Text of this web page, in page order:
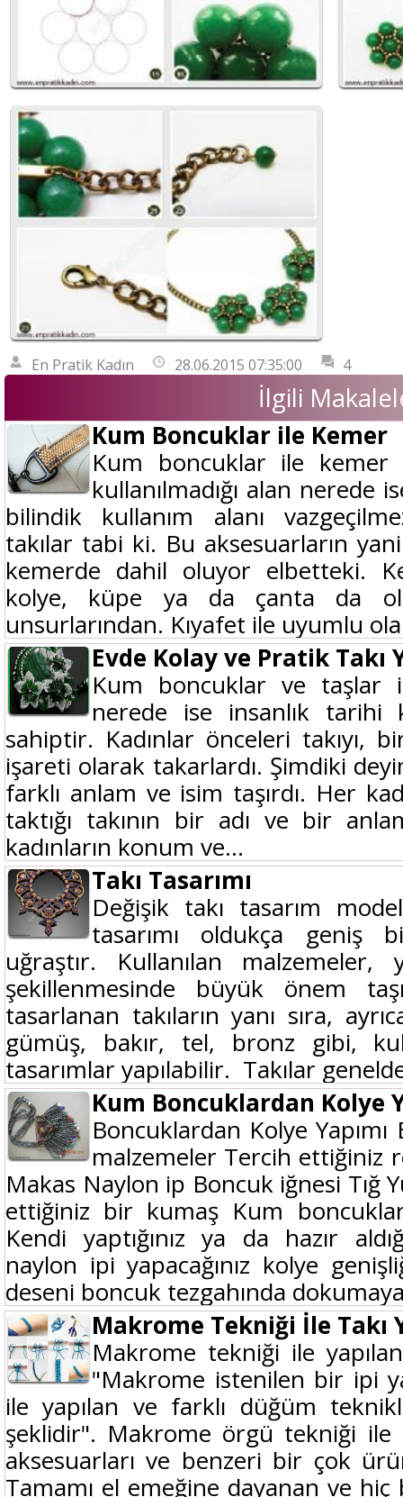
En Pratik Kadın 28.06.2015 07:35:00 4
İlgili
Kum Boncuklar ile Kemer
Kum boncuklar ile kemer
kullanılmadığı alan nerede
bilindik kullanım alanı
takılar tabi ki. Bu aksesuarların
kemerde dahil oluyor elbetteki.
kolye, küpe ya da çanta da
unsurlarından. Kıyafet ile uyumlu
Evde Kolay ve Pratik Takı
Kum boncuklar ve taşlar
nerede ise insanlık
sahiptir. Kadınlar önceleri takıyı,
işareti olarak takarlardı. Şimdiki
farklı anlam ve isim taşırdı. Her
taktığı takının bir adı ve bir
kadınların konum ve...
Takı Tasarımı
Değişik takı tasarım
tasarımı oldukça geniş
uğraştır. Kullanılan malzemeler,
şekillenmesinde büyük önem
tasarlanan takıların yanı sıra,
gümüş, bakır, tel, bronz gibi,
tasarımlar yapılabilir. Takılar
Kum Boncuklardan Kolye
Boncuklardan Kolye
malzemeler Tercih ettiğiniz
Makas Naylon ip Boncuk iğnesi Tığ
ettiğiniz bir kumaş Kum
Kendi yaptığınız ya da hazır
naylon ipi yapacağınız kolye
deseni boncuk tezgahında
Makrome Tekniği İle Takı
Makrome tekniği ile
"Makrome istenilen bir ipi
ile yapılan ve farklı düğüm
şeklidir". Makrome örgü tekniği ile
aksesuarları ve benzeri bir çok
Tamamı el emeğine dayanan ve